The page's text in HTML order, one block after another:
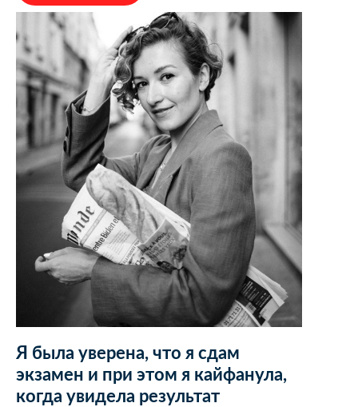
Я была уверена, что я сдам
экзамен и при этом я кайфанула,
когда увидела результат